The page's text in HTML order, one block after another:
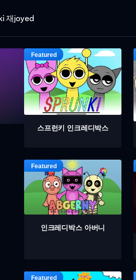
재joyed
스프런키 인크레디박스
인크레디박스 아버니